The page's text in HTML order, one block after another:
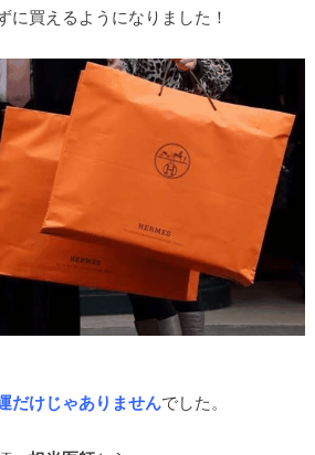
に買えるようになりました！
だけじゃありませんでした。